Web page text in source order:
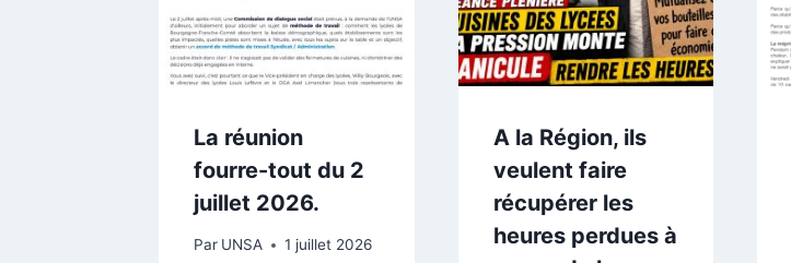
La réunion
fourre-tout du 2
juillet 2026.
Par UNSA 1 juillet 2026
A la Région, ils
veulent faire
récupérer les
heures perdues à